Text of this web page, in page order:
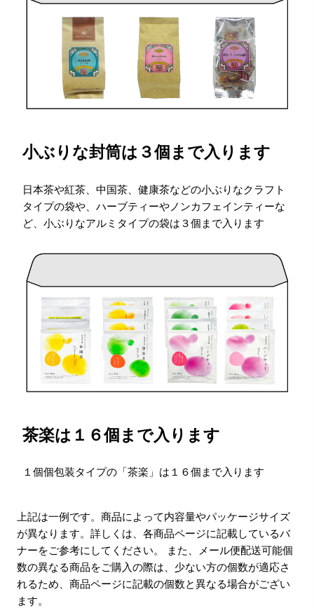
小ぶりな封筒は３個まで入ります
日本茶や紅茶、中国茶、健康茶などの小ぶりなクラフト
タイプの袋や、ハーブティーやノンカフェインティーな
ど、小ぶりなアルミタイプの袋は３個まで入ります
茶楽は１６個まで入ります
１個個包装タイプの「茶楽」は１６個まで入ります
上記は一例です。商品によって内容量やパッケージサイズ
が異なります。詳しくは、各商品ページに記載しているバ
ナーをご参考にしてください。 また、メール便配送可能個
数の異なる商品をご購入の際は、少ない方の個数が適応さ
れるため、商品ページに記載の個数と異なる場合がござい
ます。